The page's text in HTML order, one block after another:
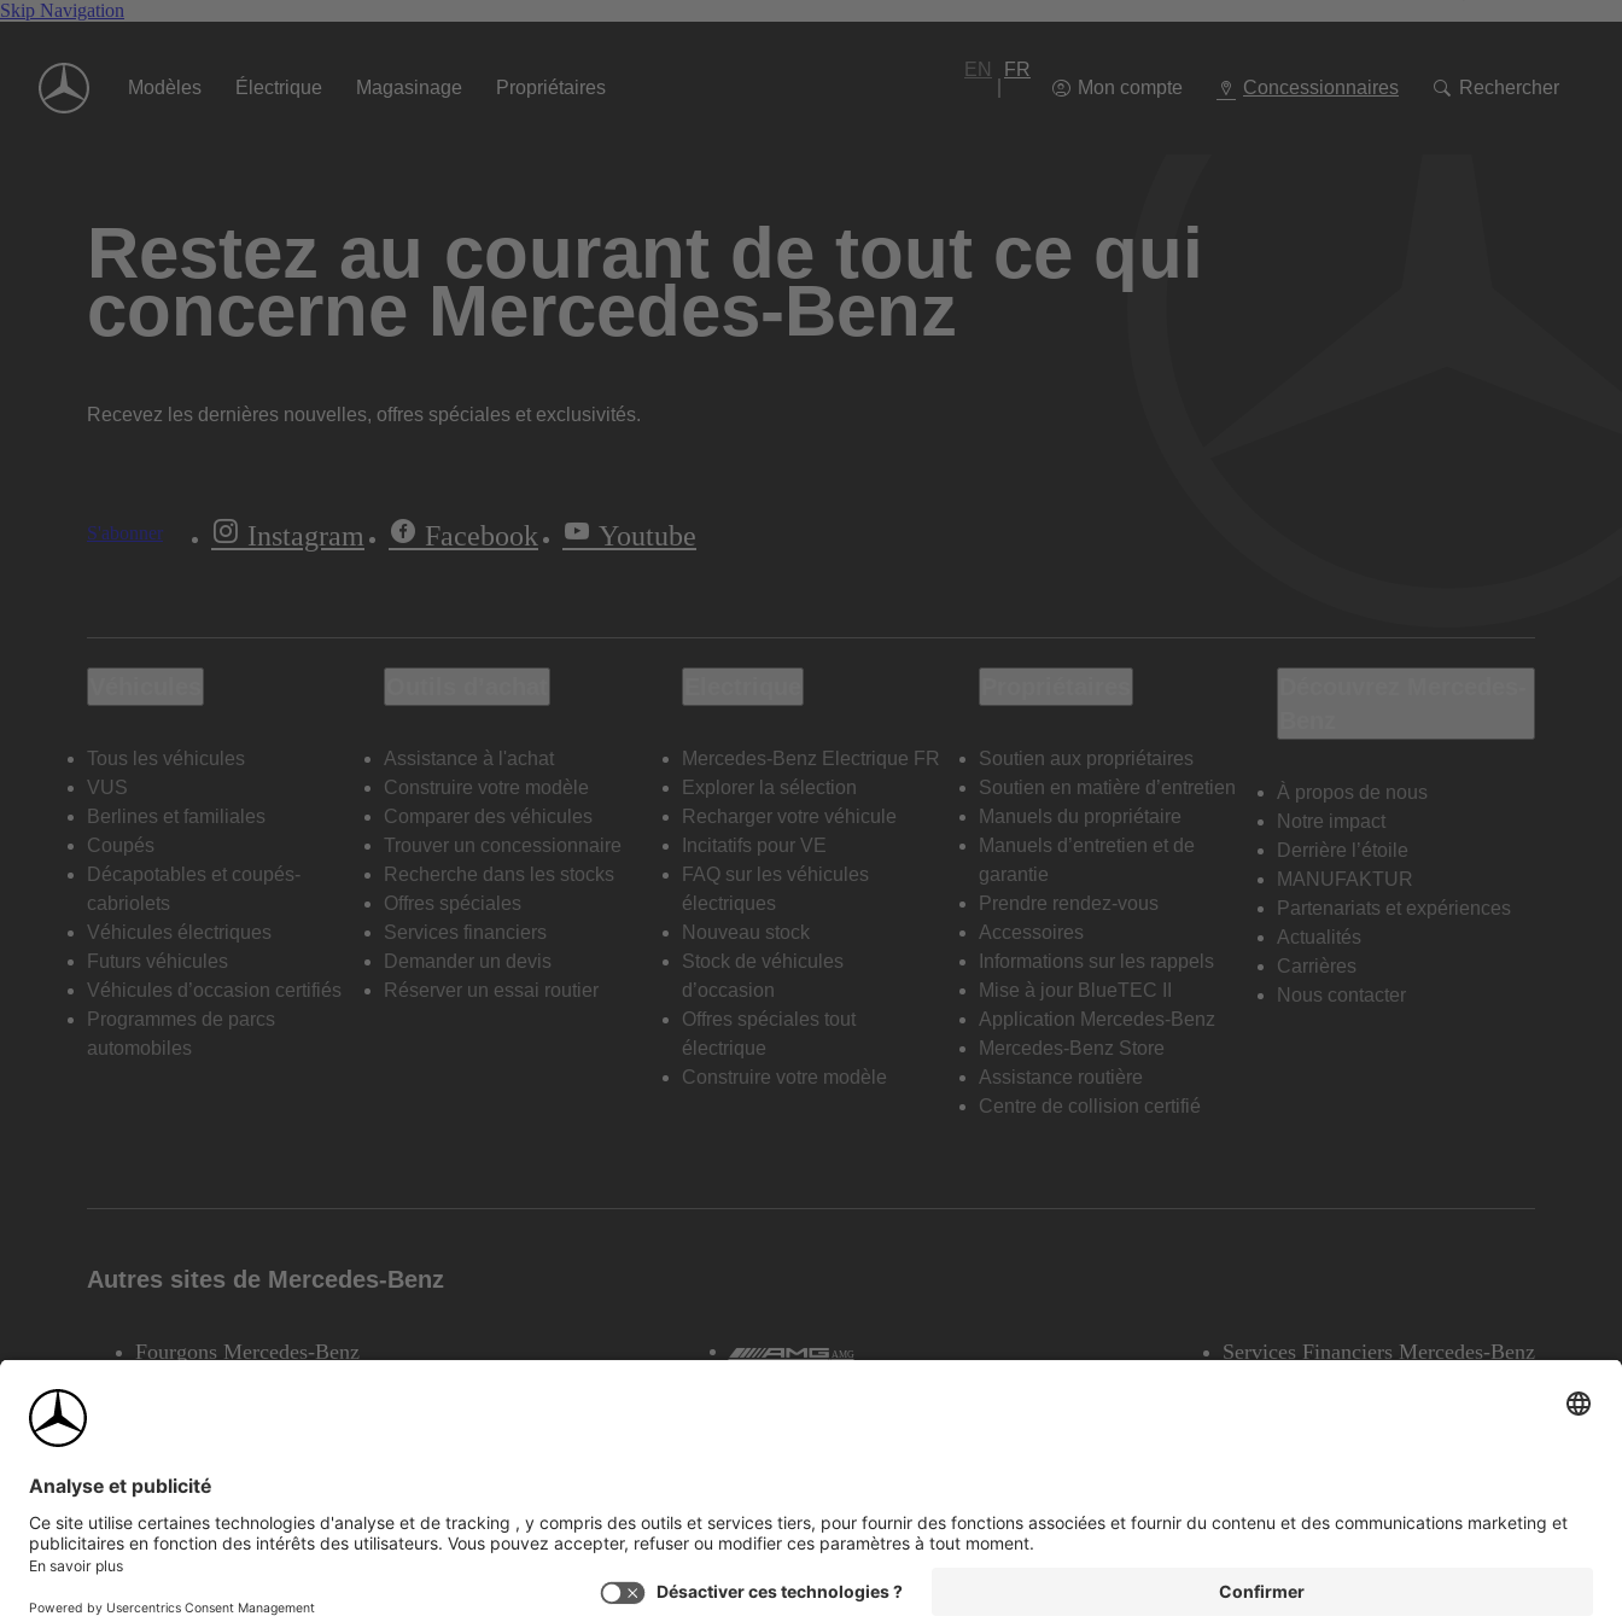
Skip Navigation
Modèles Électrique Magasinage Propriétaires
EN
FR
Mon compte
Concessionnaires Rechercher
à
Restez au courant de tout ce qui
concerne Mercedes-Benz
Recevez les dernières nouvelles, offres spéciales et exclusivités.
S'abonner Instagram Facebook Youtube
Tous les véhicules
VUS
Berlines et familiales
Coupés
Décapotables et coupés-
cabriolets
Véhicules électriques
Futurs véhicules
Véhicules d’occasion certifiés
Programmes de parcs
automobiles
Assistance à l'achat
Construire votre modèle
Comparer des véhicules
Trouver un concessionnaire
Recherche dans les stocks
Offres spéciales
Services financiers
Demander un devis
Réserver un essai routier
Mercedes-Benz Electrique FR
Explorer la sélection
Recharger votre véhicule
Incitatifs pour VE
FAQ sur les véhicules
électriques
Nouveau stock
Stock de véhicules
d’occasion
Offres spéciales tout
électrique
Construire votre modèle
Soutien aux propriétaires
Soutien en matière d’entretien
Manuels du propriétaire
Manuels d’entretien et de
garantie
Prendre rendez-vous
Accessoires
Informations sur les rappels
Mise à jour BlueTEC II
Application Mercedes-Benz
Mercedes-Benz Store
Assistance routière
Centre de collision certifié
À propos de nous
Notre impact
Derrière l’étoile
MANUFAKTUR
Partenariats et expériences
Actualités
Carrières
Nous contacter
Autres sites de Mercedes-Benz
Fourgons Mercedes-Benz AMG Services Financiers Mercedes-Benz
©2026 Mercedes-Benz Canada Inc.